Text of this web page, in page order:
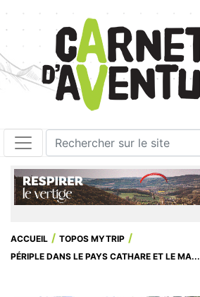
ACCUEIL
TOPOS MYTRIP
PÉRIPLE DANS LE PAYS CATHARE ET LE MA...